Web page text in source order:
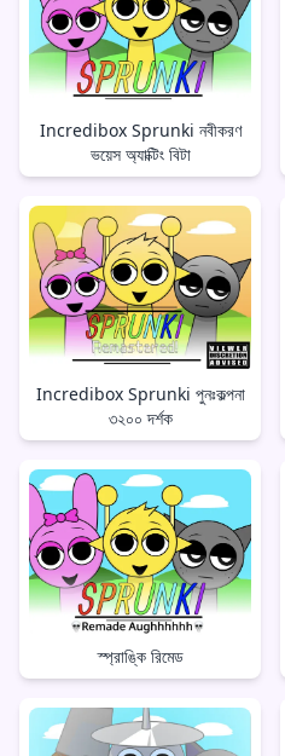
Incredibox Sprunki নবীকরণ
ভয়েস অ্যাক্টিং বিটা
Incredibox Sprunki পুনঃকল্পনা
৩২০০ দর্শক
স্প্রাঙ্কি রিমেড